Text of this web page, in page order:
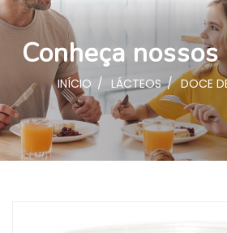
Conheça
INÍCIO LÁCTEOS DOCE